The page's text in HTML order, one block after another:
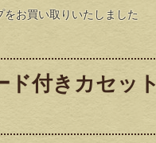
お買い取りいたしました
ド付きカセット